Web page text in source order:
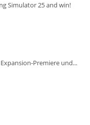
Simulator 25 and win!
Premiere und...